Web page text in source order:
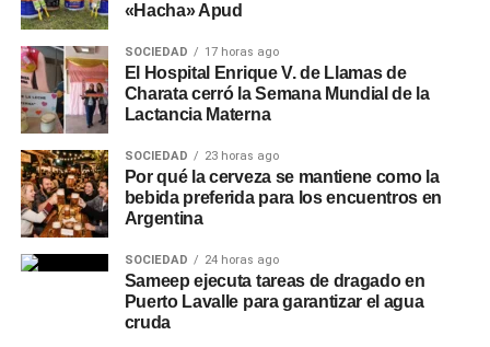
«Hacha» Apud
SOCIEDAD 17 horas ago
El Hospital Enrique V. de Llamas de
Charata cerró la Semana Mundial de la
Lactancia Materna
SOCIEDAD 23 horas ago
Por qué la cerveza se mantiene como la
bebida preferida para los encuentros en
Argentina
SOCIEDAD 24 horas ago
Sameep ejecuta tareas de dragado en
Puerto Lavalle para garantizar el agua
cruda